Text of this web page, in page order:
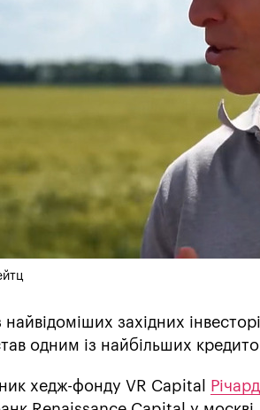
найвідоміших західних
одним із найбільших
хедж-фонду VR Capital